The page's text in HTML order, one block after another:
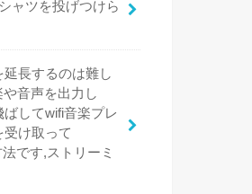
ャツを投げつけら
延長するのは難し
音声を出力し
してwifi音楽プレ
受け取って
です,ストリーミ